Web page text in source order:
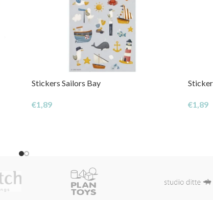
Stickers Sailors Bay
€1,89 €1,89